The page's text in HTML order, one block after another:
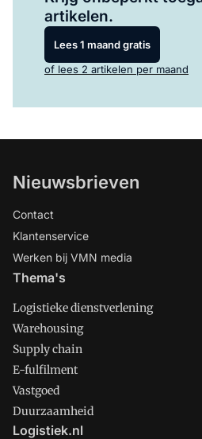
artikelen.
Lees 1 maand gratis
of lees 2 artikelen per maand
Nieuwsbrieven
Contact
Klantenservice
Werken bij VMN media
Thema's
Logistieke dienstverlening
Warehousing
Supply chain
E-fulfilment
Vastgoed
Duurzaamheid
Logistiek.nl